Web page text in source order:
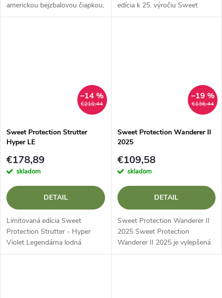
americkou bejzbalovou čiapkou,
ktorá kombinuje štýlový dizajn
edícia k 25. výročiu Sweet
Protection Strutter Block Party
€210,44
–14 %
Sweet Protection Strutter
Hyper LE
€178,89
skladom
DETAIL
Limitovaná edícia Sweet
Protection Strutter - Hyper
Violet Legendárna lodná
prilbaSweet Protection Strutter
€136,44
–19 %
Sweet Protection Wanderer II
2025
€109,58
skladom
DETAIL
Sweet Protection Wanderer II
2025 Sweet Protection
Wanderer II 2025 je vylepšená
verzia osvedčenej prilby pre